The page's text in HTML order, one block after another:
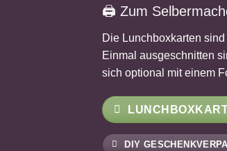
🖨️ Zum
Die Lunchboxkarten sind
Einmal ausgeschnitten
sich optional mit einem
DIY